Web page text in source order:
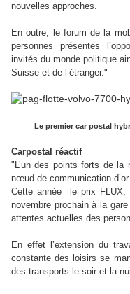
nouvelles approches.
En outre, le forum de la
personnes présentes
invités du monde politique
Suisse et de l’étranger."
Le premier car postal
Carpostal réactif
"L’un des points forts de la
nœud de communication d’or.
Cette année le prix FLUX,
novembre prochain à la
attentes actuelles des
En effet l’extension du
constante des loisirs se
des transports le soir et la